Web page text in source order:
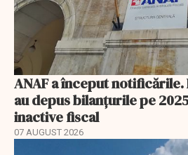
ANAF a început
au depus bilanțurile pe
inactive fiscal
07 AUGUST 2026